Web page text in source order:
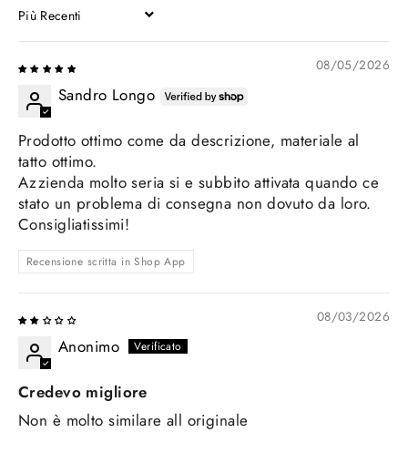
SORT BY
08/05/2026
Sandro Longo
Prodotto ottimo come da descrizione, materiale al
tatto ottimo.
Azzienda molto seria si e subbito attivata quando ce
stato un problema di consegna non dovuto da loro.
Consigliatissimi!
Recensione scritta in Shop App
08/03/2026
Anonimo
Credevo migliore
Non è molto similare all originale